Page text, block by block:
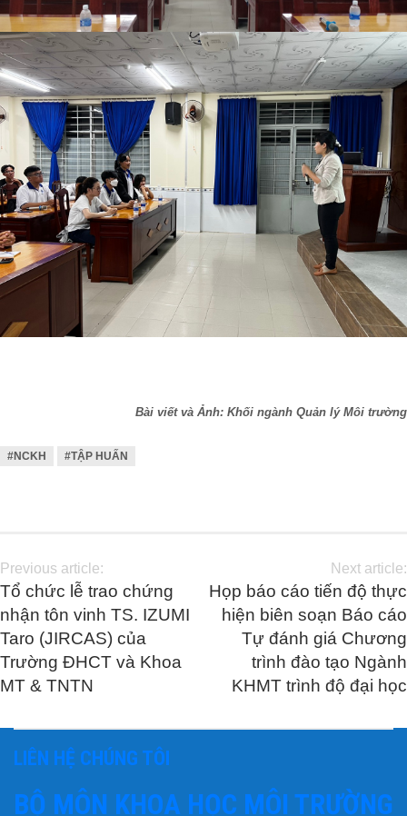
Bài viết và Ảnh: Khối ngành Quản lý Môi trường
#NCKH #TẬP HUẤN
Previous article:
Tổ chức lễ trao chứng
nhận tôn vinh TS. IZUMI
Taro (JIRCAS) của
Trường ĐHCT và Khoa
MT & TNTN
Next article:
Họp báo cáo tiến độ thực
hiện biên soạn Báo cáo
Tự đánh giá Chương
trình đào tạo Ngành
KHMT trình độ đại học
LIÊN HỆ CHÚNG TÔI
BỘ MÔN KHOA HỌC MÔI TRƯỜNG